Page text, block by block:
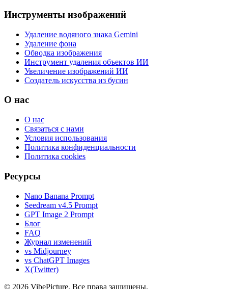
Инструменты изображений
Удаление водяного знака Gemini
Удаление фона
Обводка изображения
Инструмент удаления объектов ИИ
Увеличение изображений ИИ
Создатель искусства из бусин
О нас
О нас
Связаться с нами
Условия использования
Политика конфиденциальности
Политика cookies
Ресурсы
Nano Banana Prompt
Seedream v4.5 Prompt
GPT Image 2 Prompt
Блог
FAQ
Журнал изменений
vs Midjourney
vs ChatGPT Images
X(Twitter)
© 2026 VibePicture. Все права защищены.